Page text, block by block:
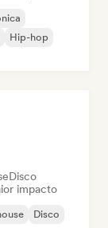
Hip-hop
Disco
impacto
Disco